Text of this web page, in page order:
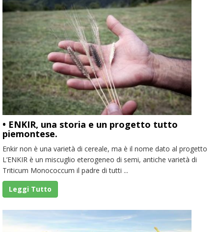
• ENKIR, una storia e un progetto tutto
piemontese.
Enkir non è una varietà di cereale, ma è il nome dato al progetto
L’ENKIR è un miscuglio eterogeneo di semi, antiche varietà di
Triticum Monococcum il padre di tutti ...
Leggi Tutto